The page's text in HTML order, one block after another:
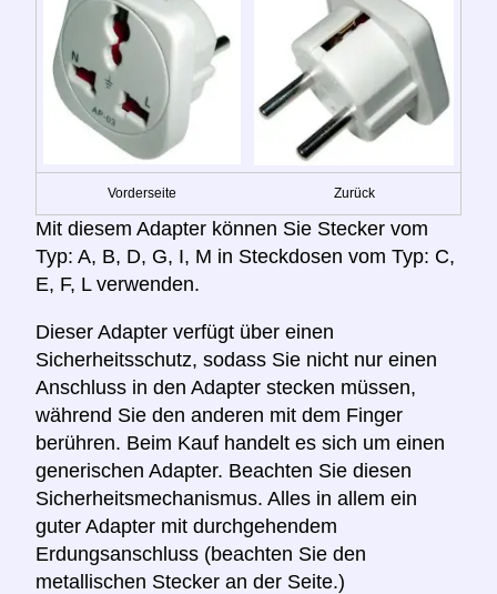
Vorderseite Zurück
Mit diesem Adapter können Sie Stecker vom
Typ: A, B, D, G, I, M in Steckdosen vom Typ: C,
E, F, L verwenden.
Dieser Adapter verfügt über einen
Sicherheitsschutz, sodass Sie nicht nur einen
Anschluss in den Adapter stecken müssen,
während Sie den anderen mit dem Finger
berühren. Beim Kauf handelt es sich um einen
generischen Adapter. Beachten Sie diesen
Sicherheitsmechanismus. Alles in allem ein
guter Adapter mit durchgehendem
Erdungsanschluss (beachten Sie den
metallischen Stecker an der Seite.)